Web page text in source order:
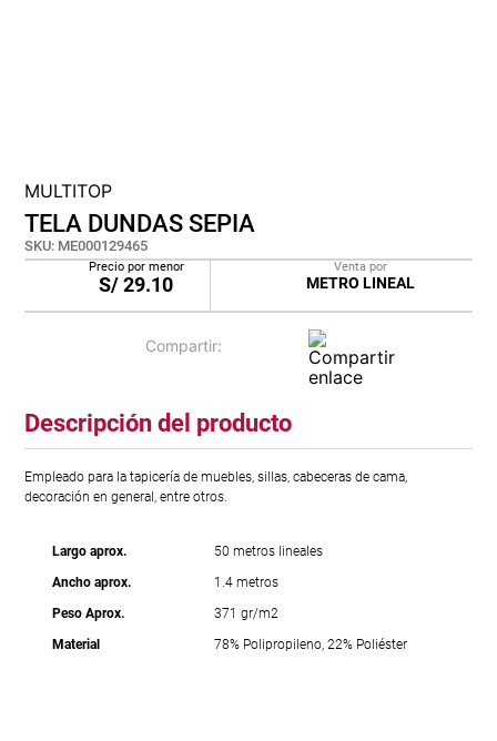
MULTITOP
TELA DUNDAS SEPIA
SKU: ME000129465
Precio por menor
S/29.10
Venta por
METRO LINEAL
Descripción del producto
Empleado para la tapicería de muebles, sillas, cabeceras de cama,
decoración en general, entre otros.
Largo aprox.
50 metros lineales
Ancho aprox.
1.4 metros
Peso Aprox.
371 gr/m2
Material
78% Polipropileno, 22% Poliéster